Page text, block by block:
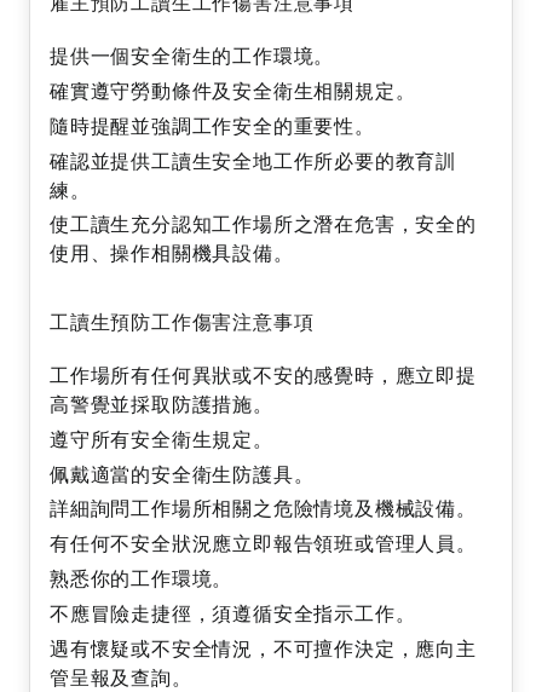
提供一個安全衛生的工作環境。
確實遵守勞動條件及安全衛生相關規定。
隨時提醒並強調工作安全的重要性。
確認並提供工讀生安全地工作所必要的教育訓
練。
使工讀生充分認知工作場所之潛在危害，安全的
使用、操作相關機具設備。
工讀生預防工作傷害注意事項
工作場所有任何異狀或不安的感覺時，應立即提
高警覺並採取防護措施。
遵守所有安全衛生規定。
佩戴適當的安全衛生防護具。
詳細詢問工作場所相關之危險情境及機械設備。
有任何不安全狀況應立即報告領班或管理人員。
熟悉你的工作環境。
不應冒險走捷徑，須遵循安全指示工作。
遇有懷疑或不安全情況，不可擅作決定，應向主
管呈報及查詢。